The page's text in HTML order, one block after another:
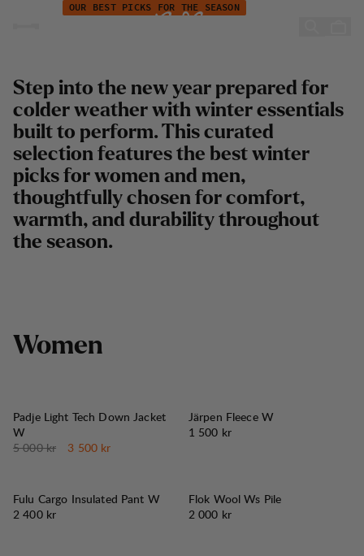
Hoppa till innehåll
Campaign - New year - Winter adventures
OUR BEST PICKS FOR THE SEASON
Step into the new year prepared for
colder weather with winter essentials
built to perform. This curated
selection features the best winter
picks for women and men,
thoughtfully chosen for comfort,
warmth, and durability throughout
the season.
Women
REA
Padje Light Tech Down Jacket
W
Originalpris:
5 000 kr Reapris:
3 500 kr
Järpen Fleece W
Pris:
1 500 kr
Fulu Cargo Insulated Pant W
Pris:
2 400 kr
Flok Wool Ws Pile
Pris:
2 000 kr